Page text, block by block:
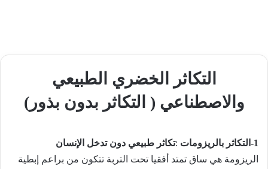
التكاثر الخضري الطبيعي
والاصطناعي ( التكاثر بدون بذور)
1- التكاثر بالريزومات :تكاثر طبيعي دون تدخل الإنسان
الريزومة هي ساق تمتد أفقيا تحت التربة تتكون من براعم إبطية